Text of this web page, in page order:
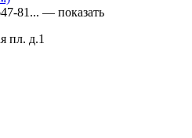
81... — показать
пл. д.1